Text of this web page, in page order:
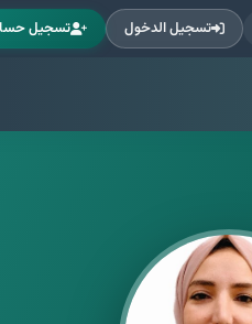
تسجيل الدخول تسجيل